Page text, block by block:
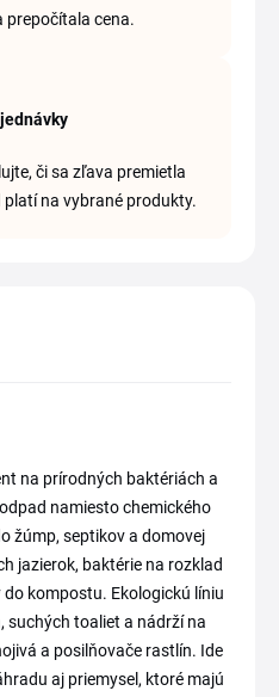
prepočítala cena.
či sa zľava premietla
platí na vybrané produkty.
na prírodných baktériách a
namiesto chemického
žúmp, septikov a domovej
jazierok, baktérie na rozklad
kompostu. Ekologickú líniu
suchých toaliet a nádrží na
a posilňovače rastlín. Ide
aj priemysel, ktoré majú